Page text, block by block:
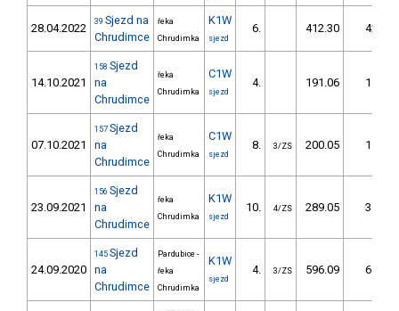
28.04.2022 39 Sjezd na
Chrudimce
řeka
Chrudimka
K1W
sjezd
6. 412.30 42,8
14.10.2021
158 Sjezd
na
Chrudimce
řeka
Chrudimka
C1W
sjezd
4. 191.06 18,5
07.10.2021
157 Sjezd
na
Chrudimce
řeka
Chrudimka
C1W
sjezd
8. 3/ZS 200.05 19,4
23.09.2021
156 Sjezd
na
Chrudimce
řeka
Chrudimka
K1W
sjezd
10. 4/ZS 289.05 31,2
24.09.2020
145 Sjezd
na
Chrudimce
Pardubice -
řeka
Chrudimka
K1W
sjezd
4. 3/ZS 596.09 69,4